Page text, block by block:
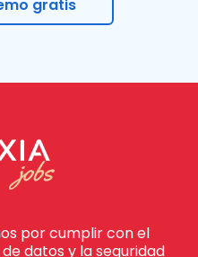
gratis
por cumplir con el
datos y la seguridad